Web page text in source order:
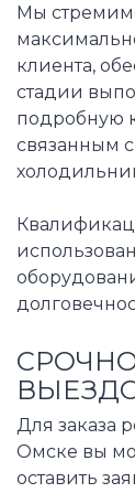
Мы
клиента,
стадии
подробную
связанным
Для заказа
Омске вы
оставить